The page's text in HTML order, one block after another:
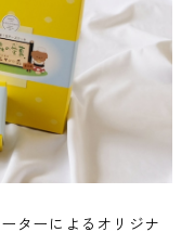
ターによるオリジナ